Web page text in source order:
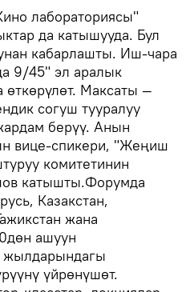
лабораториясы"
да катышууда. Бул
кабарлашты. Иш-чара
9/45" эл аралык
Максаты —
согуш тууралуу
берүү. Анын
вице-спикери, "Жеңиш
комитетинин
катышты.Форумда
Казакстан,
жана
ашуун
жылдарындагы
үйрөнүшөт.